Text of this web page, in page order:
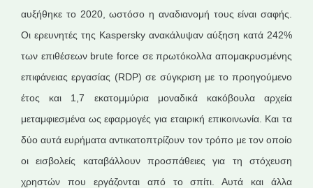
αυξήθηκε το 2020, ωστόσο η αναδιανομή τους είναι σαφής.
Οι ερευνητές της Kaspersky ανακάλυψαν αύξηση κατά 242%
των επιθέσεων brute force σε πρωτόκολλα απομακρυσμένης
επιφάνειας εργασίας (RDP) σε σύγκριση με το προηγούμενο
έτος και 1,7 εκατομμύρια μοναδικά κακόβουλα αρχεία
μεταμφιεσμένα ως εφαρμογές για εταιρική επικοινωνία. Και τα
δύο αυτά ευρήματα αντικατοπτρίζουν τον τρόπο με τον οποίο
οι εισβολείς καταβάλλουν προσπάθειες για τη στόχευση
χρηστών που εργάζονται από το σπίτι. Αυτά και άλλα